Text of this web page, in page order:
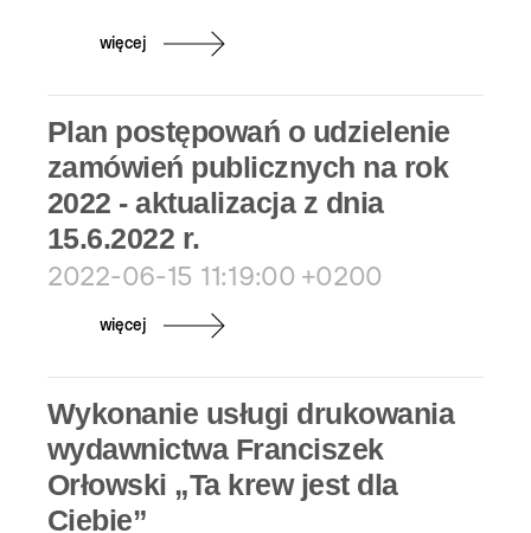
więcej
Plan postępowań o udzielenie
zamówień publicznych na rok
2022 - aktualizacja z dnia
15.6.2022 r.
2022-06-15 11:19:00 +0200
więcej
Wykonanie usługi drukowania
wydawnictwa Franciszek
Orłowski „Ta krew jest dla
Ciebie”